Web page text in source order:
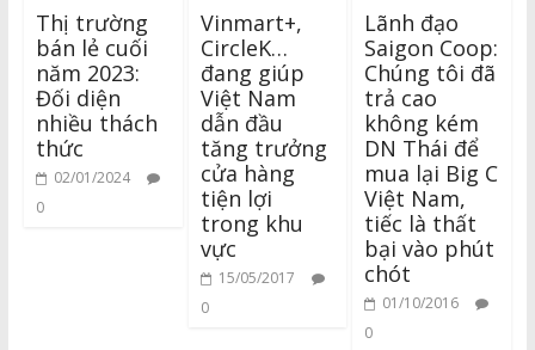
Thị trường
bán lẻ cuối
năm 2023:
Đối diện
nhiều thách
thức
02/01/2024
0
Vinmart+,
CircleK…
đang giúp
Việt Nam
dẫn đầu
tăng trưởng
cửa hàng
tiện lợi
trong khu
vực
15/05/2017
0
Lãnh đạo
Saigon Coop:
Chúng tôi đã
trả cao
không kém
DN Thái để
mua lại Big C
Việt Nam,
tiếc là thất
bại vào phút
chót
01/10/2016
0